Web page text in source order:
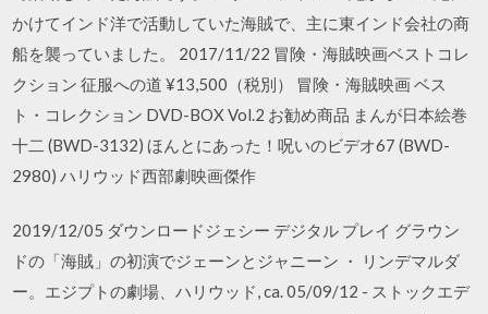
かけてインド洋で活動していた海賊で、主に東インド会社の商
船を襲っていました。 2017/11/22 冒険・海賊映画ベストコレ
クション 征服への道 ¥13,500（税別） 冒険・海賊映画 ベス
ト・コレクション DVD-BOX Vol.2 お勧め商品 まんが日本絵巻
十二 (BWD-3132) ほんとにあった！呪いのビデオ67 (BWD-
2980) ハリウッド西部劇映画傑作
2019/12/05 ダウンロードジェシー デジタル プレイ グラウン
ドの「海賊」の初演でジェーンとジャニーン ・ リンデマルダ
ー。エジプトの劇場、ハリウッド, ca. 05/09/12 - ストックエデ